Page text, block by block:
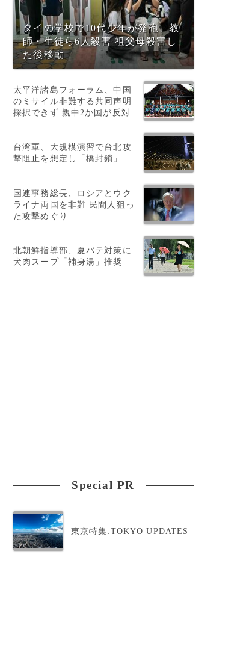
タイの学校で10代少年が発砲、教
師・生徒ら6人殺害 祖父母殺害し
た後移動
太平洋諸島フォーラム、中国
のミサイル非難する共同声明
採択できず 親中2か国が反対
台湾軍、大規模演習で台北攻
撃阻止を想定し「橋封鎖」
国連事務総長、ロシアとウク
ライナ両国を非難 民間人狙っ
た攻撃めぐり
北朝鮮指導部、夏バテ対策に
犬肉スープ「補身湯」推奨
Special PR
東京特集:TOKYO UPDATES